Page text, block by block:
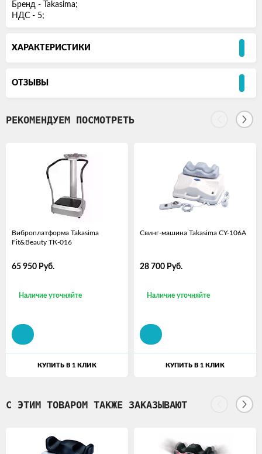
Бренд - Takasima;
НДС - 5;
ХАРАКТЕРИСТИКИ
ОТЗЫВЫ
РЕКОМЕНДУЕМ ПОСМОТРЕТЬ
Виброплатформа Takasima
Fit&Beauty ТК-016
65 950 Руб.
Наличие уточняйте
КУПИТЬ В 1 КЛИК
Свинг-машина Takasima CY-106А
28 700 Руб.
Наличие уточняйте
КУПИТЬ В 1 КЛИК
С ЭТИМ ТОВАРОМ ТАКЖЕ ЗАКАЗЫВАЮТ